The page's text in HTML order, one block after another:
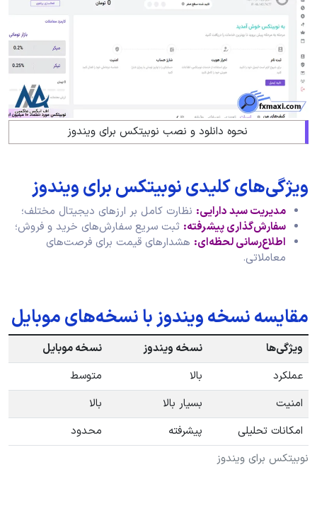
نحوه دانلود و نصب نوبیتکس برای ویندوز
ویژگی‌های کلیدی نوبیتکس برای ویندوز
مدیریت سبد دارایی: نظارت کامل بر ارزهای دیجیتال مختلف؛
سفارش‌گذاری پیشرفته: ثبت سریع سفارش‌های خرید و فروش؛
اطلاع‌رسانی لحظه‌ای: هشدارهای قیمت برای فرصت‌های
معاملاتی.
مقایسه نسخه ویندوز با نسخه‌های موبایل
نوبیتکس برای ویندوز
ویژگی‌ها نسخه ویندوز
نسخه موبایل
عملکرد
بالا
متوسط
امنیت
بسیار بالا
بالا
امکانات تحلیلی
پیشرفته محدود